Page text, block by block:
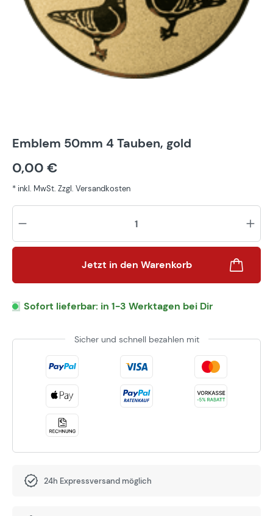
Emblem 50mm 4 Tauben, gold
0,00 €
* inkl. MwSt. Zzgl. Versandkosten
Jetzt in den Warenkorb
Sofort lieferbar: in 1-3 Werktagen bei Dir
Sicher und schnell bezahlen mit
24h Expressversand möglich